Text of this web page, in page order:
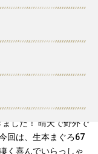
した！ 晴天で野外で
回は、生本まぐろ67
く喜んでいらっしゃ